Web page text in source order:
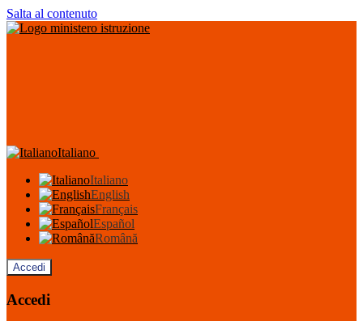
Salta al contenuto
Italiano
Italiano
English
Français
Español
Română
Accedi
Accedi